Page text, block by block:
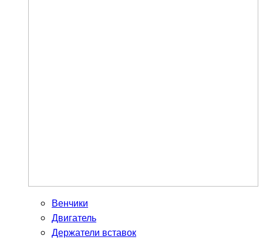
Венчики
Двигатель
Держатели вставок